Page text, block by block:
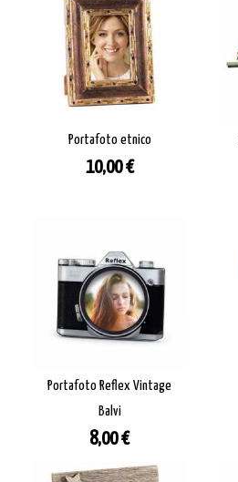
Portafoto etnico
Prezzo
10,00 €
Portafoto Reflex Vintage
Balvi
Prezzo
8,00 €